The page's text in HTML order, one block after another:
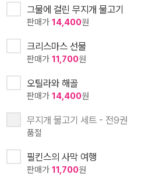
그물에 걸린 무지개 물고기
판매가 14,400원
크리스마스 선물
판매가 11,700원
오틸라와 해골
판매가 14,400원
무지개 물고기 세트 - 전9권
품절
필킨스의 사막 여행
판매가 11,700원